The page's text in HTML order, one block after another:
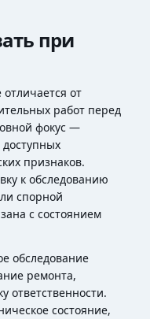
при
от
работ перед
фокус —
доступных
признаков.
к обследованию
спорной
с состоянием
обследование
ремонта,
ответственности.
состояние,